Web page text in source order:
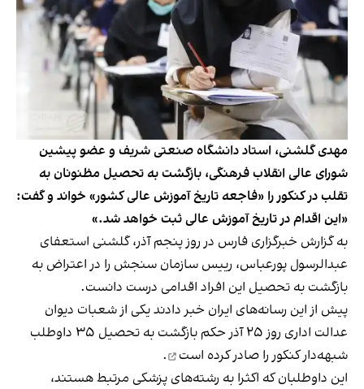
مهدی گلشنی، استاد دانشگاه صنعتی شریف و عضو پیشین
شورای عالی انقلاب فرهنگی، بازگشت به تحصیل مظنونان به
تقلب در کنکور را «فاجعه تاریخ آموزش عالی کشور» خواند و گفت:
«این اقدام در تاریخ آموزش عالی ثبت خواهد شد.»
به گزارش خبرگزاری فارس در روز پنجم آذر، گلشنی استعفای
عبدالرسول پورعباس، رییس سازمان سنجش را در اعتراض به
بازگشت به تحصیل این افراد اقدامی درست دانست.
پیش از این رسانه‌های ایران خبر دادند یکی از شعبات دیوان
عدالت اداری روز ۲۵ آذر حکم بازگشت به تحصیل ۳۵ داوطلب
شبهه‌دار کنکور را صادر کرده است
.
این داوطلبان که اکثرا به رشته‌های پزشکی مرتبط هستند،